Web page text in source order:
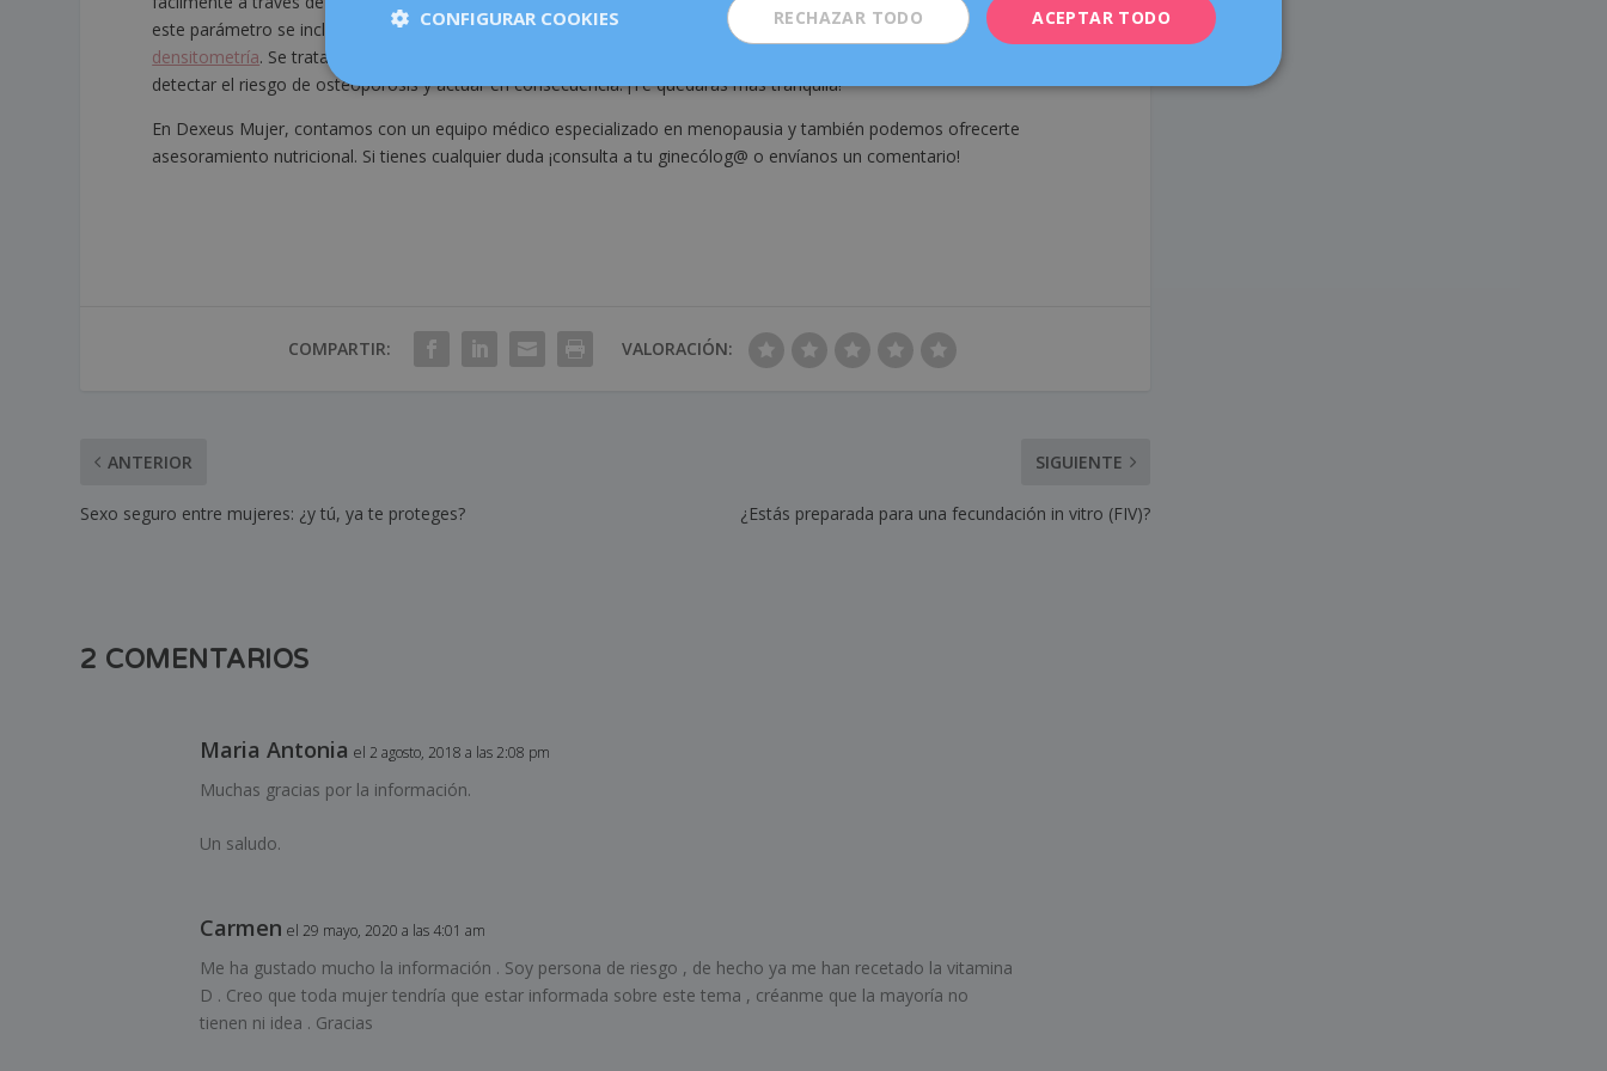
este parámetro se incluye en las analíticas de chequeo de la revisión anual. Y si ya has cumplido los 50 años, hazte una
densitometría. Se trata de una exploración muy sencilla, que permite evaluar la densidad mineral de tus huesos para
detectar el riesgo de osteoporosis y actuar en consecuencia. ¡Te quedarás más tranquila!
En Dexeus Mujer, contamos con un equipo médico especializado en menopausia y también podemos ofrecerte
asesoramiento nutricional. Si tienes cualquier duda ¡consulta a tu ginecólog@ o envíanos un comentario!
COMPARTIR: VALORACIÓN:
ANTERIOR
Sexo seguro entre mujeres: ¿y tú, ya te proteges?
SIGUIENTE
¿Estás preparada para una fecundación in vitro (FIV)?
2 COMENTARIOS
Maria Antonia el 2 agosto, 2018 a las 2:08 pm
Muchas gracias por la información.
Un saludo.
Carmen el 29 mayo, 2020 a las 4:01 am
Me ha gustado mucho la información . Soy persona de riesgo , de hecho ya me han recetado la vitamina
D . Creo que toda mujer tendría que estar informada sobre este tema , créanme que la mayoría no
tienen ni idea . Gracias
FRENCH
ACEPTAR TODO
RECHAZAR TODO
CONFIGURAR COOKIES